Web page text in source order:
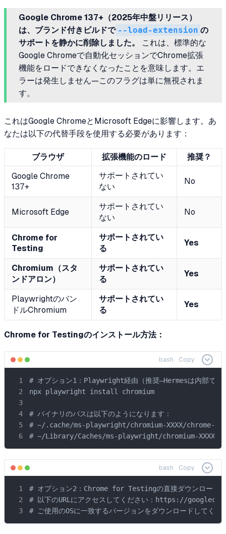
Google Chrome 137+（2025年中盤リリース）
は、ブランド付きビルドで --load-extension の
サポートを静かに削除しました。
これは、標準的な
Google Chromeで自動化セッションでChrome拡張
機能をロードできなくなったことを意味します。エ
ラーは発生しません—このフラグは単に無視されま
す。
これはGoogle ChromeとMicrosoft Edgeに影響します。あ
なたは以下の代替手段を使用する必要があります：
ブラウザ 拡張機能のロード
推奨？
Google Chrome
137+
サポートされてい
ない
No
Microsoft Edge
サポートされてい
ない
No
Chrome for
Testing
サポートされてい
る
Yes
Chromium（スタ
ンドアロン）
サポートされてい
る
Yes
Playwrightのバン
ドルChromium
サポートされてい
る
Yes
Chrome for Testingのインストール方法：
bash Copy
# オプション1：Playwright経由（推奨—Hermesは内部で
npx playwright install chromium
# バイナリのパスは以下のようになります：
# ~/.cache/ms-playwright/chromium-XXXX/
# ~/Library/Caches/ms-playwright/chromium-XXXX/
bash Copy
# オプション2：Chrome for Testingの直接ダウンロード
# 以下のURLにアクセスしてください：https://
# ご使用のOSに一致するバージョンをダウンロードしてくだ